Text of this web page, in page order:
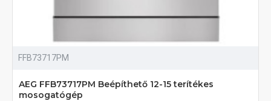
FFB73717PM
AEG FFB73717PM Beépíthető 12-15 terítékes
mosogatógép